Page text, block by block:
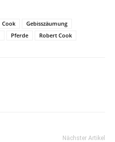
Cook
Gebisszäumung
Pferde Robert Cook
Nächster Artikel